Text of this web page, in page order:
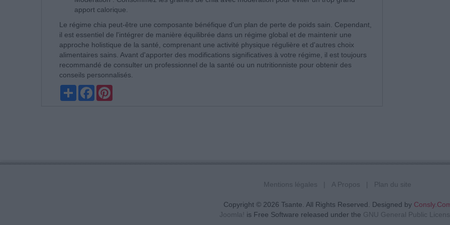
apport calorique.
Le régime chia peut-être une composante bénéfique d'un plan de perte de poids sain. Cependant,
il est essentiel de l'intégrer de manière équilibrée dans un régime global et de maintenir une
approche holistique de la santé, comprenant une activité physique régulière et d'autres choix
alimentaires sains. Avant d'apporter des modifications significatives à votre régime, il est toujours
recommandé de consulter un professionnel de la santé ou un nutritionniste pour obtenir des
conseils personnalisés.
PartagerFacebook
Mentions légales A Propos Plan du site
Copyright © 2026 Tsante. All Rights Reserved. Designed by
Joomla!
is Free Software released under the GNU General Public